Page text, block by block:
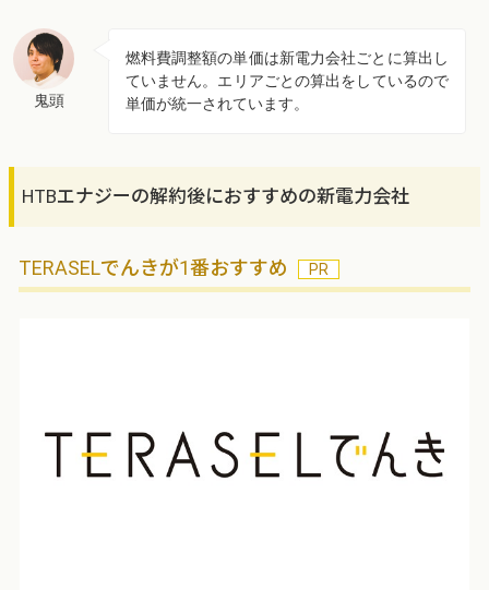
鬼頭
燃料費調整額の単価は新電力会社ごとに算出し
ていません。エリアごとの算出をしているので
単価が統一されています。
HTBエナジーの解約後におすすめの新電力会社
TERASELでんきが1番おすすめ